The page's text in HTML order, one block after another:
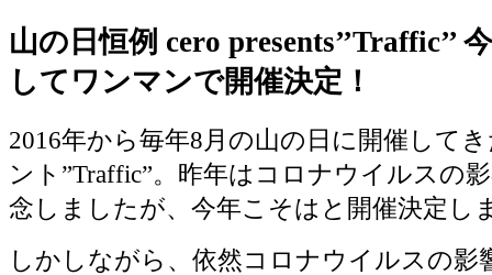
山の日恒例 cero presents’’Traffic’’
してワンマンで開催決定！
2016年から毎年8月の山の日に開催して
ント”Traffic”。昨年はコロナウイルスの
念しましたが、今年こそはと開催決定し
しかしながら、依然コロナウイルスの影